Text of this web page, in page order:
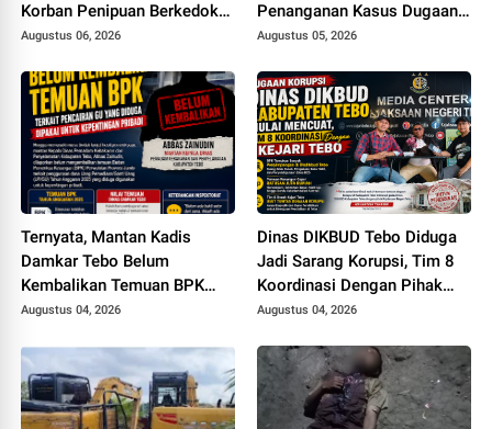
Korban Penipuan Berkedok
Pemesanan Racun Tikus
Augustus 06, 2026
Penanganan Kasus Dugaan
Korupsi di DPUPR Tebo Rp
Augustus 05, 2026
Ternyata, Mantan Kadis
Damkar Tebo Belum
Kembalikan Temuan BPK
Terkait Pencairan GU yang
Kepentingan Pribadi
Augustus 04, 2026
Dinas DIKBUD Tebo Diduga
Jadi Sarang Korupsi, Tim 8
Koordinasi Dengan Pihak
Kejari Tebo
Augustus 04, 2026